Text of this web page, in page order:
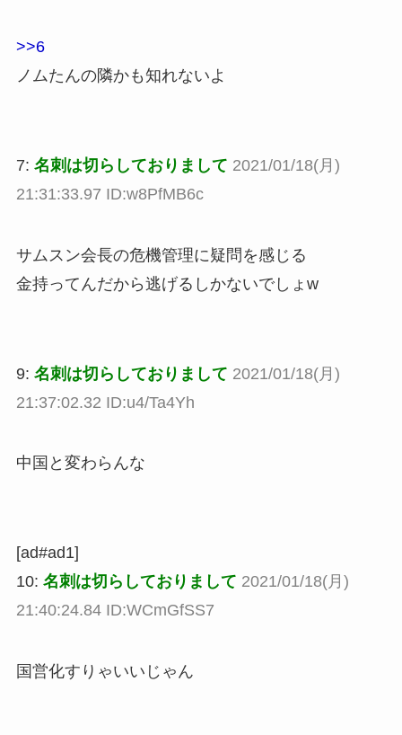
>>6
ノムたんの隣かも知れないよ
7: 名刺は切らしておりまして 2021/01/18(月)
21:31:33.97 ID:w8PfMB6c
サムスン会長の危機管理に疑問を感じる
金持ってんだから逃げるしかないでしょw
9: 名刺は切らしておりまして 2021/01/18(月)
21:37:02.32 ID:u4/Ta4Yh
中国と変わらんな
[ad#ad1]
10: 名刺は切らしておりまして 2021/01/18(月)
21:40:24.84 ID:WCmGfSS7
国営化すりゃいいじゃん